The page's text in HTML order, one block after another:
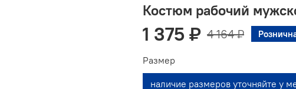
Костюм рабочий
1 375 ₽ 4 164 ₽
Размер
наличие размеров уточняйте у